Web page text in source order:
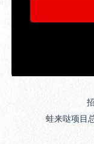
蛙来哒项目